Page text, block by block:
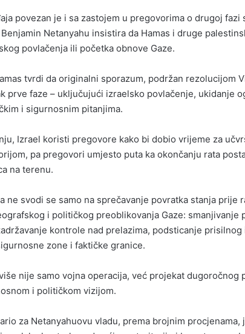
povezan je i sa zastojem u pregovorima o drugoj fazi
Benjamin Netanyahu insistira da Hamas i druge
povlačenja ili početka obnove Gaze.
tvrdi da originalni sporazum, podržan rezolucijom
prve faze – uključujući izraelsko povlačenje, ukidanje
i sigurnosnim pitanjima.
Izrael koristi pregovore kako bi dobio vrijeme za
pa pregovori umjesto puta ka okončanju rata
na terenu.
ne svodi se samo na sprečavanje povratka stanja prije
i političkog preoblikovanja Gaze: smanjivanje
kontrole nad prelazima, podsticanje
zone i faktičke granice.
nije samo vojna operacija, već projekat dugoročnog
i političkom vizijom.
za Netanyahuovu vladu, prema brojnim procjenama,